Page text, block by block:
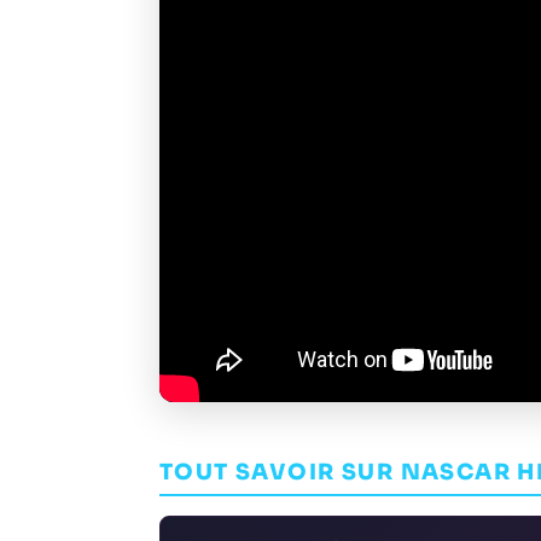
TOUT SAVOIR SUR NASCAR